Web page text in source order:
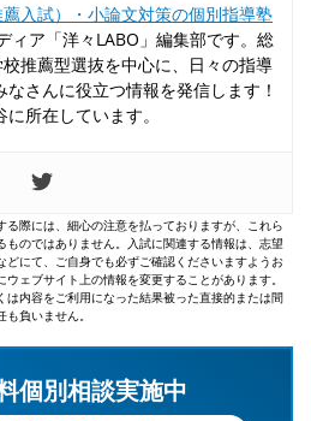
入試）・小論文対策の個別指導塾
ィア「洋々LABO」編集部です。総
推薦型選抜を中心に、日々の指導
さんに役立つ情報を発信します！
所在しています。
際には、細心の注意を払っておりますが、これら
のではありません。入試に関連する情報は、志望
にて、ご自身でも必ずご確認くださいますようお
ェブサイト上の情報を変更することがあります。
は内容をご利用になった結果被った直接的または間
負いません。
個別相談実施中